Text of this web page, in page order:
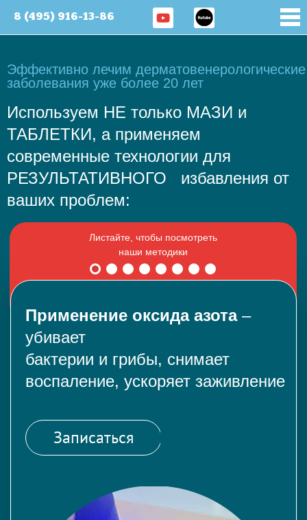
8 (495) 916-13-86
Эффективно лечим дерматовенерологические
заболевания уже более 20 лет
Используем НЕ только МАЗИ и
ТАБЛЕТКИ, а применяем
современные технологии для
РЕЗУЛЬТАТИВНОГО избавления от
ваших проблем:
Применение оксида азота–
убивает
бактерии и грибы, снимает
воспаление, ускоряет заживление
Записаться